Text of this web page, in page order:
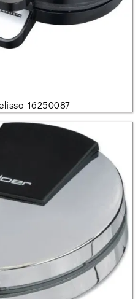
16250087